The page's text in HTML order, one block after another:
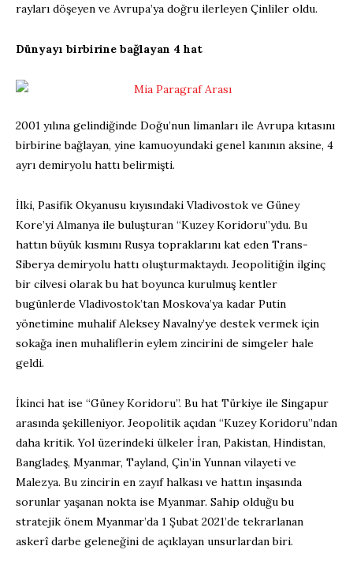
rayları döşeyen ve Avrupa’ya doğru ilerleyen Çinliler oldu.
Dünyayı birbirine bağlayan 4 hat
2001 yılına gelindiğinde Doğu’nun limanları ile Avrupa kıtasını
birbirine bağlayan, yine kamuoyundaki genel kanının aksine, 4
ayrı demiryolu hattı belirmişti.
İlki, Pasifik Okyanusu kıyısındaki Vladivostok ve Güney
Kore’yi Almanya ile buluşturan “Kuzey Koridoru”ydu. Bu
hattın büyük kısmını Rusya topraklarını kat eden Trans-
Siberya demiryolu hattı oluşturmaktaydı. Jeopolitiğin ilginç
bir cilvesi olarak bu hat boyunca kurulmuş kentler
bugünlerde Vladivostok’tan Moskova’ya kadar Putin
yönetimine muhalif Aleksey Navalny’ye destek vermek için
sokağa inen muhaliflerin eylem zincirini de simgeler hale
geldi.
İkinci hat ise “Güney Koridoru”. Bu hat Türkiye ile Singapur
arasında şekilleniyor. Jeopolitik açıdan “Kuzey Koridoru”ndan
daha kritik. Yol üzerindeki ülkeler İran, Pakistan, Hindistan,
Bangladeş, Myanmar, Tayland, Çin’in Yunnan vilayeti ve
Malezya. Bu zincirin en zayıf halkası ve hattın inşasında
sorunlar yaşanan nokta ise Myanmar. Sahip olduğu bu
stratejik önem Myanmar’da 1 Şubat 2021’de tekrarlanan
askerî darbe geleneğini de açıklayan unsurlardan biri.